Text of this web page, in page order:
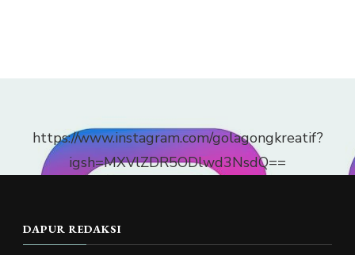
https://www.instagram.com/golagongkreatif?
igsh=MXVlZDR5ODlwd3NsdQ==
DAPUR REDAKSI